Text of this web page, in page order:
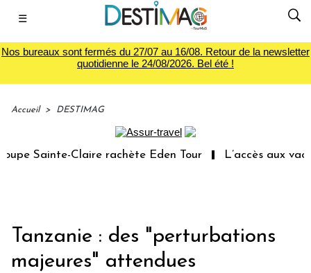
☰
Nos bureaux sont fermés du 27/07 au 16/08. Retour de la newsletter
quotidienne le 24/08/2026. Bel été !
Accueil > DESTIMAG
Sainte-Claire rachète Eden Tour L’accès aux
Tanzanie : des "perturbations
majeures" attendues